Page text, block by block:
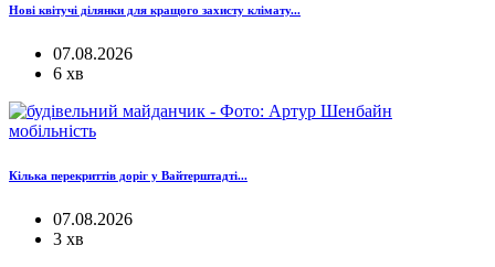
Нові квітучі ділянки для кращого захисту клімату...
07.08.2026
6 хв
мобільність
Кілька перекриттів доріг у Вайтерштадті...
07.08.2026
3 хв